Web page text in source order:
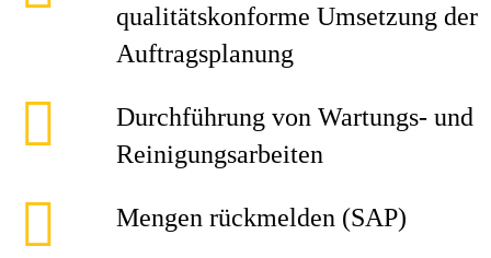
qualitätskonforme Umsetzung der
Auftragsplanung
Durchführung von Wartungs- und
Reinigungsarbeiten
Mengen rückmelden (SAP)